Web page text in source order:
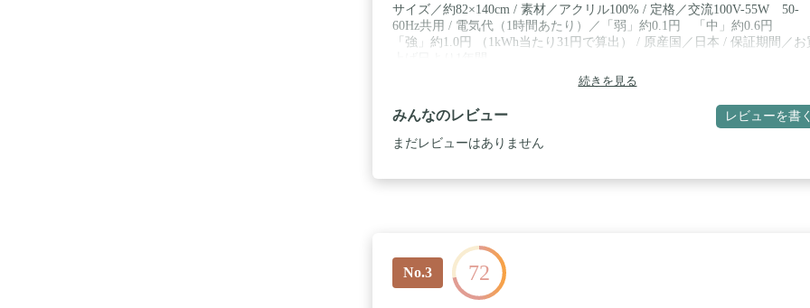
サイズ／約82×140cm / 素材／アクリル100% / 定格／交流100V-55W 50-
60Hz共用 / 電気代（1時間あたり）／「弱」約0.1円 「中」約0.6円
「強」約1.0円 （1kWh当たり31円で算出） / 原産国／日本 / 保証期間／お
続きを見る
みんなのレビュー レビューを書く
まだレビューはありません
No.3 72